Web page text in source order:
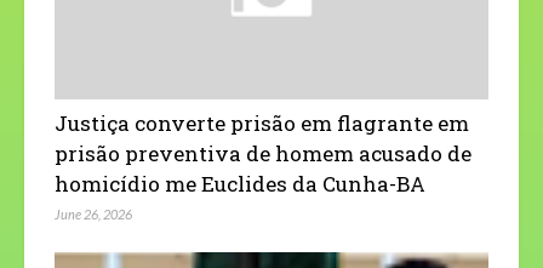
Justiça converte prisão em flagrante em
prisão preventiva de homem acusado de
homicídio me Euclides da Cunha-BA
June 26, 2026